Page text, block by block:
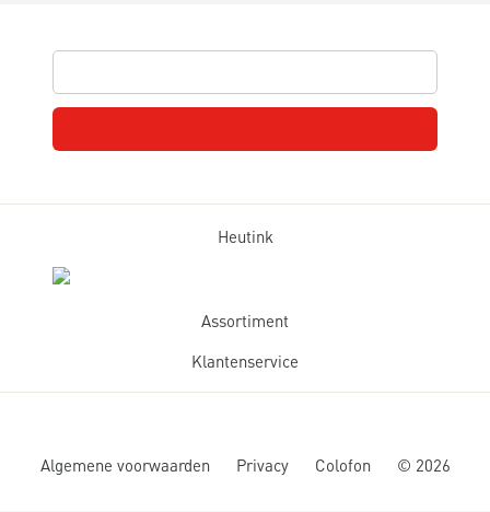
Heutink
Assortiment
Klantenservice
Algemene voorwaarden Privacy Colofon © 2026